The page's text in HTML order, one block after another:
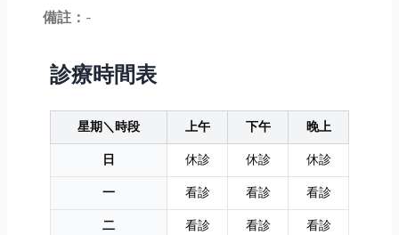
備註： -
診療時間表
星期＼時段 上午 下午
晚上
日
休診 休診
休診
一
看診 看診
看診
二
看診 看診
看診